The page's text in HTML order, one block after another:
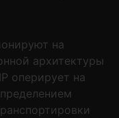
на
архитектуры
оперирует на